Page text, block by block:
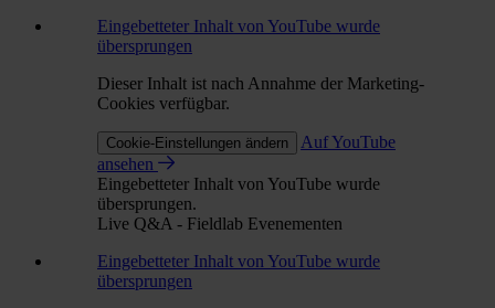
Eingebetteter Inhalt von YouTube wurde
übersprungen
Dieser Inhalt ist nach Annahme der Marketing-
Cookies verfügbar.
Cookie-Einstellungen ändern
Auf YouTube
ansehen
Eingebetteter Inhalt von YouTube wurde
übersprungen.
Live Q&A - Fieldlab Evenementen
Eingebetteter Inhalt von YouTube wurde
übersprungen